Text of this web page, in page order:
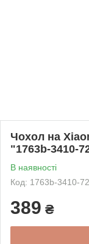
Чохол на
"1763b-3410-
В наявності
Код: 1763b-3410-
389 ₴